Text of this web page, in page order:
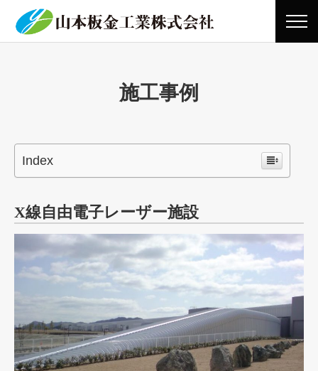
施工事例
Index
X線自由電子レーザー施設